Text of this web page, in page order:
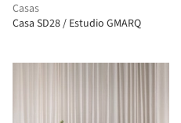
Casas
Casa SD28 / Estudio GMARQ